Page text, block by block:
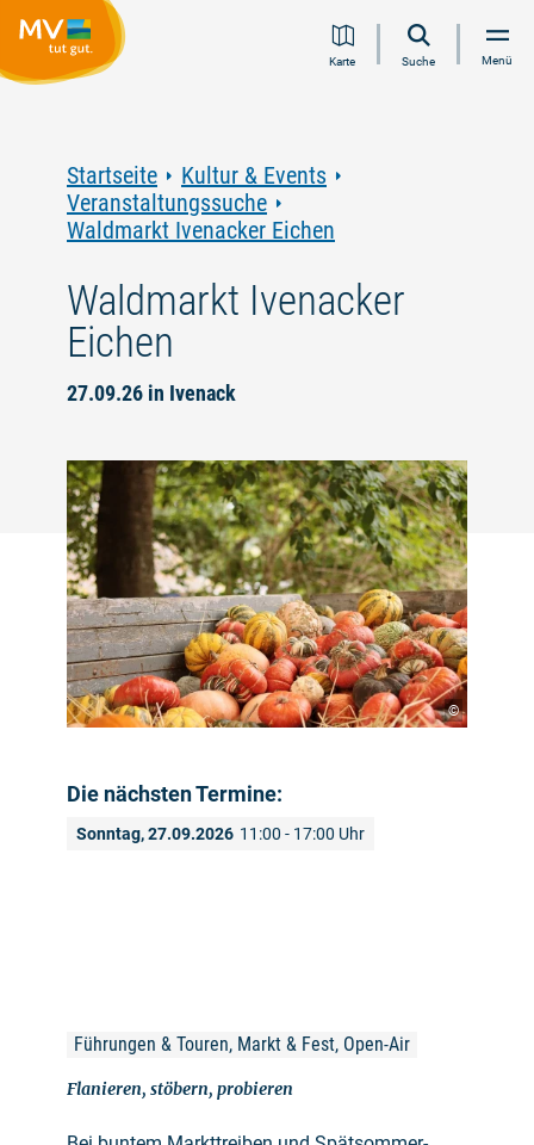
Inhalt
Navigation
Volltextsuche
FooterKarte Suche Menü
Startseite
Kultur & Events
Veranstaltungssuche
Waldmarkt Ivenacker Eichen
Waldmarkt Ivenacker
Eichen
27.09.26 in Ivenack
©
Die nächsten Termine:
Sonntag, 27.09.2026 11:00 - 17:00 Uhr
Führungen & Touren, Markt & Fest, Open-Air
Flanieren, stöbern, probieren